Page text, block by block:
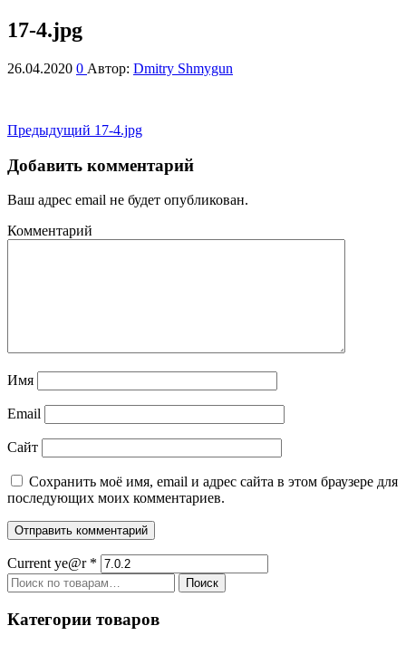
17-4.jpg
26.04.2020 0 Автор: Dmitry Shmygun
Навигация
по
записям
Предыдущая
Предыдущий 17-4.jpg
Добавить комментарий
Ваш адрес email не будет опубликован.
Комментарий
Имя
Email
Сайт
Сохранить моё имя, email и адрес сайта в этом браузере для
последующих моих комментариев.
Current ye@r *
Искать:
Поиск
Категории товаров